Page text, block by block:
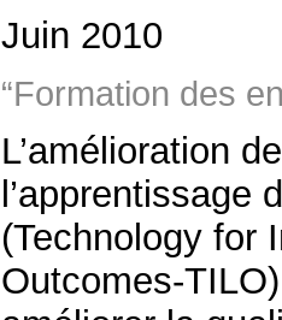
Juin 2010
“Formation des
L’amélioration
l’apprentissage
(Technology for
Outcomes-